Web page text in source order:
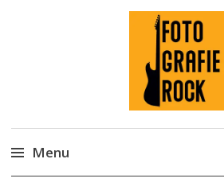
Fotografie ROCK
Menu